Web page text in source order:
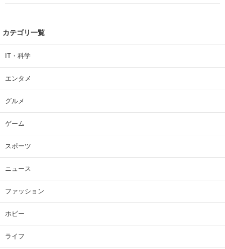
カテゴリ一覧
IT・科学
エンタメ
グルメ
ゲーム
スポーツ
ニュース
ファッション
ホビー
ライフ